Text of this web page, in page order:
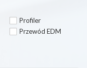
Profiler
Przewód EDM